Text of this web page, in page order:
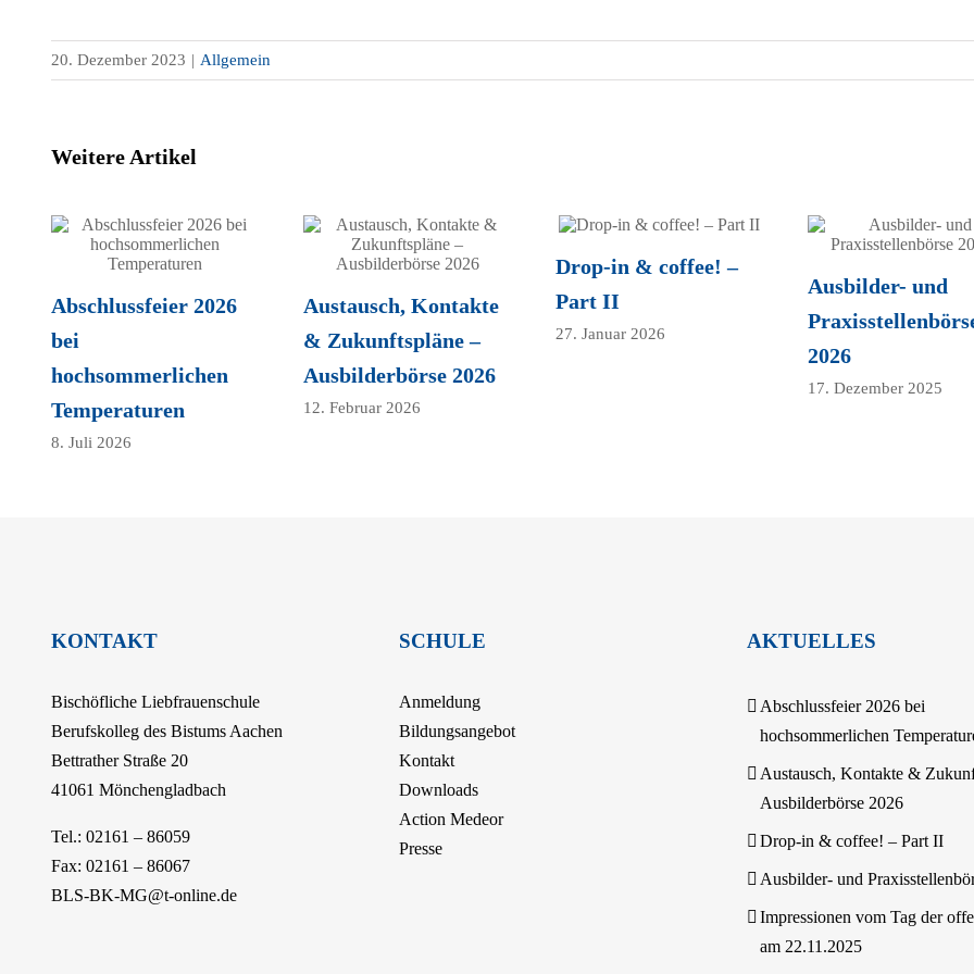
20. Dezember 2023 | Allgemein
Weitere Artikel
Abschlussfeier 2026
bei
hochsommerlichen
Temperaturen
8. Juli 2026
Austausch, Kontakte
& Zukunftspläne –
Ausbilderbörse 2026
12. Februar 2026
Drop-in & coffee! –
Part II
27. Januar 2026
Ausbilder- und
2026
17. Dezember 2025
KONTAKT
Bischöfliche Liebfrauenschule
Berufskolleg des Bistums Aachen
Bettrather Straße 20
41061 Mönchengladbach
Tel.: 02161 – 86059
Fax: 02161 – 86067
BLS-BK-MG@t-online.de
SCHULE
Anmeldung
Bildungsangebot
Kontakt
Downloads
Action Medeor
Presse
AKTUELLES
Abschlussfeier 2026 bei
hochsommerlichen
Austausch, Kontakte &
Ausbilderbörse 2026
Drop-in & coffee! – Part II
Ausbilder- und
Impressionen vom Tag der
am 22.11.2025